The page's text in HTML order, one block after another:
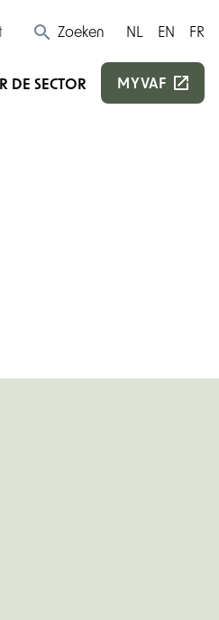
Zoeken NL EN FR
DE SECTOR MYVAF